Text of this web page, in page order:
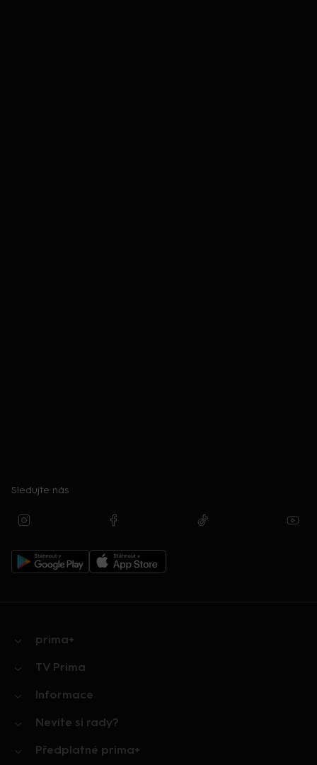
Sledujte nás
prima+
TV Prima
Informace
Nevíte si rady?
Předplatné prima+